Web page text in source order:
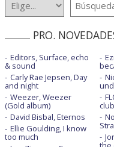
PRO.
Editors, Surface, echo
& sound
Carly Rae Jepsen, Day
and night
Weezer, Weezer
(Gold album)
David Bisbal, Eternos
Ellie Goulding, I know
too much
club